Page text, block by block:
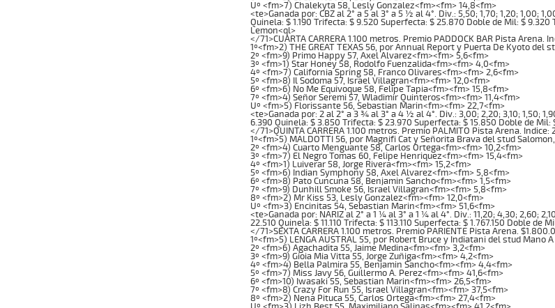
Uº <fm>7) Chalekyta 58, Lesly Gonzalez<fm><fm> 14,8<fm>
<te>Ganada por: CBZ al 2° a 5 al 3° a 5 ½ al 4°. Div.: 5,50; 1,70; 1,20; 1,00;
Quinela: $ 1.190 Trifecta: $ 9.520 Superfecta: $ 25.870 Doble de Mil: $
Lemon<ql>
</71>CUARTA CARRERA 1.100 metros. Premio PADDOCK BAR Pista
1º<fm>2) THE GREAT TEXAS 56, por Annual Report y Puerta De Kyoto del
2º <fm>9) Primo Happy 57, Axel Alvarez<fm><fm> 5,6<fm>
3º <fm>1) Star Honey 58, Rodolfo Fuenzalida<fm><fm> 4,0<fm>
4º <fm>7) California Spring 58, Franco Olivares<fm><fm> 2,6<fm>
5º <fm>8) Il Sodoma 57, Israel Villagran<fm><fm> 12,0<fm>
6º <fm>6) No Me Equivoque 58, Felipe Tapia<fm><fm> 15,8<fm>
7º <fm>4) Señor Seremi 57, Wladimir Quinteros<fm><fm> 11,4<fm>
Uº <fm>5) Florissante 56, Sebastian Marin<fm><fm> 22,7<fm>
<te>Ganada por: 2 al 2° a 3 ¾ al 3° a 4 ½ al 4°. Div.: 3,00; 2,20; 3,10; 1,50;
6.390 Quinela: $ 3.850 Trifecta: $ 23.970 Superfecta: $ 15.850 Doble de
</71>QUINTA CARRERA 1.100 metros. Premio PALMITO Pista Arena.
1º<fm>5) MALDOTTI 56, por Magnifi Cat y Señorita Brava del stud
2º <fm>4) Cuarto Menguante 58, Carlos Ortega<fm><fm> 10,2<fm>
3º <fm>7) El Negro Tomas 60, Felipe Henriquez<fm><fm> 15,4<fm>
4º <fm>1) Luiverar 58, Jorge Rivera<fm><fm> 15,2<fm>
5º <fm>6) Indian Symphony 58, Axel Alvarez<fm><fm> 5,8<fm>
6º <fm>8) Pato Cuncuna 58, Benjamin Sancho<fm><fm> 1,5<fm>
7º <fm>9) Dunhill Smoke 56, Israel Villagran<fm><fm> 5,8<fm>
8º <fm>2) Mr Kiss 53, Lesly Gonzalez<fm><fm> 12,0<fm>
Uº <fm>3) Encinitas 54, Sebastian Marin<fm><fm> 51,6<fm>
<te>Ganada por: NARIZ al 2° a 1 ¼ al 3° a 1 ¼ al 4°. Div.: 11,20; 4,30; 2,60;
22.510 Quinela: $ 11.110 Trifecta: $ 113.110 Superfecta: $ 1.767.150 Doble
</71>SEXTA CARRERA 1.100 metros. Premio PARIENTE Pista Arena.
1º<fm>5) LENGA AUSTRAL 55, por Robert Bruce y Indiatani del stud Mano
2º <fm>6) Agachadita 55, Jaime Medina<fm><fm> 3,2<fm>
3º <fm>9) Gioia Mia Vitta 55, Jorge Zuñiga<fm><fm> 4,2<fm>
4º <fm>4) Bella Palmira 55, Benjamin Sancho<fm><fm> 4,4<fm>
5º <fm>7) Miss Javy 56, Guillermo A. Perez<fm><fm> 41,6<fm>
6º <fm>10) Iwasaki 55, Sebastian Marin<fm><fm> 26,5<fm>
7º <fm>8) Crazy For Run 55, Israel Villagran<fm><fm> 37,5<fm>
8º <fm>2) Nena Pituca 55, Carlos Ortega<fm><fm> 27,4<fm>